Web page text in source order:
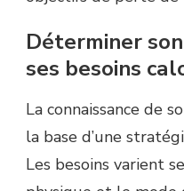
Déterminer
ses besoins
La connaissance de
la base d’une
Les besoins varient